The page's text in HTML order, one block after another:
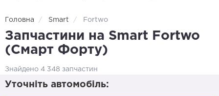
Головна Smart Fortwo
Запчастини на Smart Fortwo
(Смарт Форту)
Знайдено 4 348 запчастин
Уточніть автомобіль: